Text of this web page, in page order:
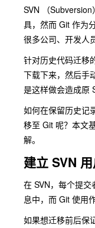
SVN （
具，然而 Git 作为
很多公司、开发人
针对历史代码迁移
下载下来，然后手
是这样做会造成原
如何在保留历史记
移至 Git 呢？本文
解。
建立 SVN
在 SVN，每个提
息中，而 Git 使用
如果想迁移前后保